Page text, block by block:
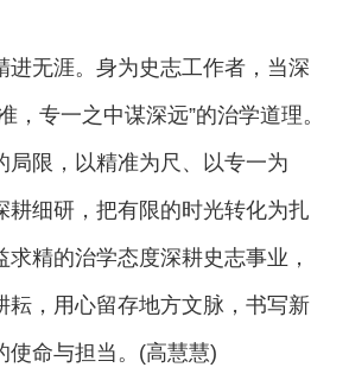
进无涯。身为史志工作者，当深
，专一之中谋深远”的治学道理。
局限，以精准为尺、以专一为
耕细研，把有限的时光转化为扎
求精的治学态度深耕史志事业，
耘，用心留存地方文脉，书写新
使命与担当。(高慧慧)